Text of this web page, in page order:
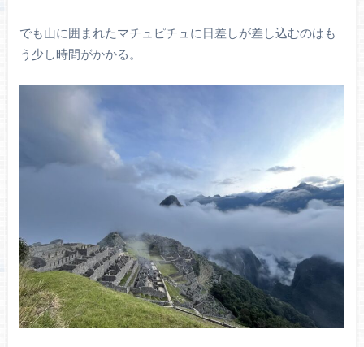
でも山に囲まれたマチュピチュに日差しが差し込むのはも
う少し時間がかかる。